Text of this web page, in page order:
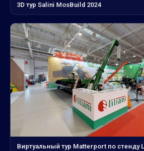
3D тур Salini MosBuild 2024
Виртуальный тур Matterport по стенду